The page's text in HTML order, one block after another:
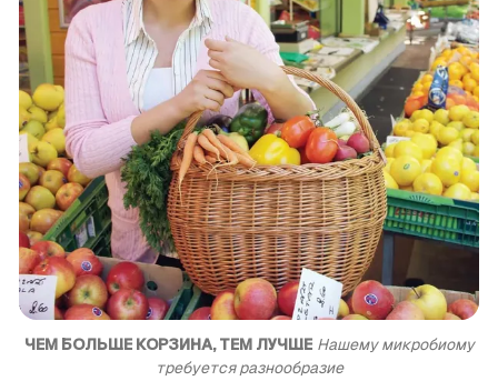
ЧЕМ БОЛЬШЕ КОРЗИНА, ТЕМ ЛУЧШЕ Нашему микробиому
требуется разнообразие